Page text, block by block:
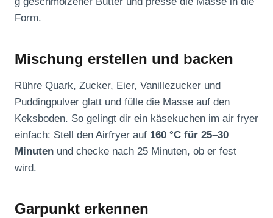
Form.
Mischung erstellen und backen
Rühre Quark, Zucker, Eier, Vanillezucker und
Puddingpulver glatt und fülle die Masse auf den
Keksboden. So gelingt dir ein käsekuchen im air fryer
einfach: Stell den Airfryer auf 160 °C für 25–30
Minuten und checke nach 25 Minuten, ob er fest
wird.
Garpunkt erkennen